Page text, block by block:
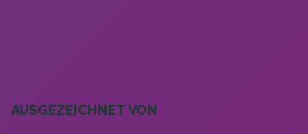
AUSGEZEICHNET VON